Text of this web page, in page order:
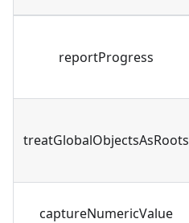
reportProgress
treatGlobalObjectsAsRoots
captureNumericValue